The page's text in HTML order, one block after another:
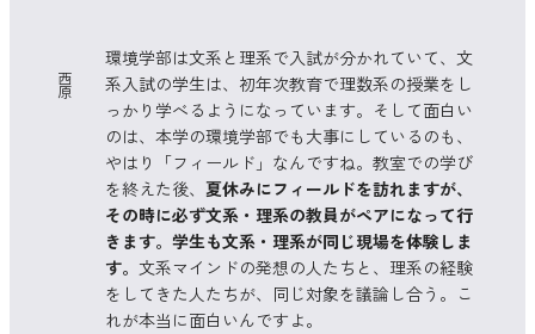
西
原
環境学部は文系と理系で入試が分かれていて、文
系入試の学生は、初年次教育で理数系の授業をし
っかり学べるようになっています。そして面白い
のは、本学の環境学部でも大事にしているのも、
やはり「フィールド」なんですね。教室での学び
を終えた後、 夏休みにフィールドを訪れますが、
その時に必ず文系・理系の教員がペアになって行
きます。学生も文系・理系が同じ現場を体験しま
す。 文系マインドの発想の人たちと、理系の経験
をしてきた人たちが、同じ対象を議論し合う。こ
れが本当に面白いんですよ。